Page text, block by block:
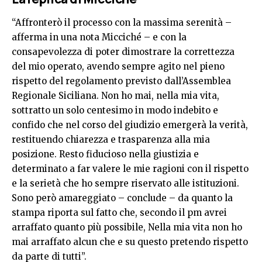
“Affronterò il processo con la massima serenità –
afferma in una nota Micciché – e con la
consapevolezza di poter dimostrare la correttezza
del mio operato, avendo sempre agito nel pieno
rispetto del regolamento previsto dall’Assemblea
Regionale Siciliana. Non ho mai, nella mia vita,
sottratto un solo centesimo in modo indebito e
confido che nel corso del giudizio emergerà la verità,
restituendo chiarezza e trasparenza alla mia
posizione. Resto fiducioso nella giustizia e
determinato a far valere le mie ragioni con il rispetto
e la serietà che ho sempre riservato alle istituzioni.
Sono però amareggiato – conclude – da quanto la
stampa riporta sul fatto che, secondo il pm avrei
arraffato quanto più possibile, Nella mia vita non ho
mai arraffato alcun che e su questo pretendo rispetto
da parte di tutti”.